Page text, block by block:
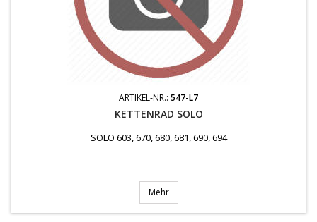
ARTIKEL-NR.: 547-L7
KETTENRAD SOLO
SOLO 603, 670, 680, 681, 690, 694
Mehr